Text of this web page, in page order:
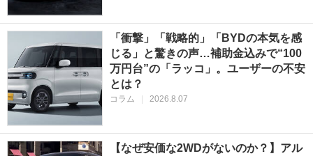
「衝撃」「戦略的」「BYDの本気を感
じる」と驚きの声…補助金込みで“100
万円台”の「ラッコ」。ユーザーの不安
とは？
コラム | 2026.8.07
【なぜ安価な2WDがないのか？】アル